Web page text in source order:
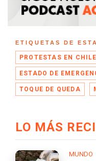
ETIQUETAS DE
PROTESTAS EN CHILE
ESTADO DE
TOQUE DE QUEDA
LO MÁS
MUNDO